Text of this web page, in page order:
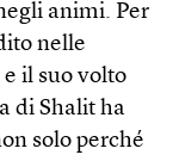
animi. Per
nelle
il suo volto
di Shalit ha
solo perché